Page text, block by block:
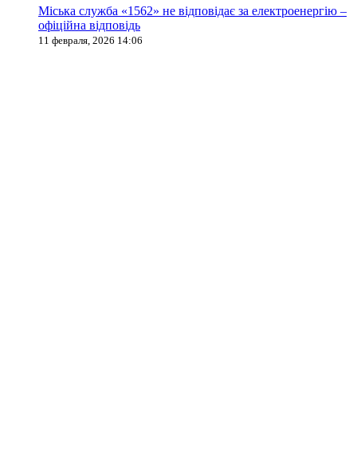
Міська служба «1562» не відповідає за електроенергію –
офіційна відповідь
11 февраля, 2026 14:06